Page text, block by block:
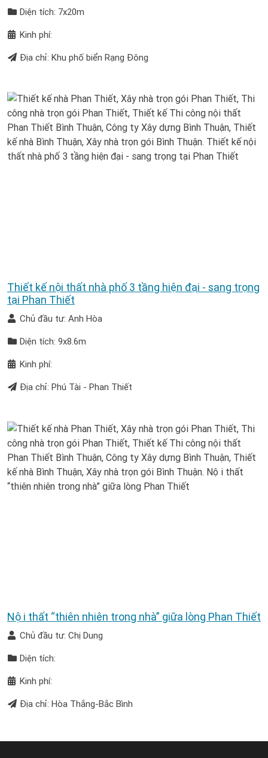
Diện tích: 7x20m
Kinh phí:
Địa chỉ: Khu phố biển Rạng Đông
Thiết kế nội thất nhà phố 3 tầng hiện đại - sang trọng
tại Phan Thiết
Chủ đầu tư: Anh Hòa
Diện tích: 9x8.6m
Kinh phí:
Địa chỉ: Phú Tài - Phan Thiết
Nội thất “thiên nhiên trong nhà” giữa lòng Phan Thiết
Chủ đầu tư: Chị Dung
Diện tích:
Kinh phí:
Địa chỉ: Hòa Thắng-Bắc Bình